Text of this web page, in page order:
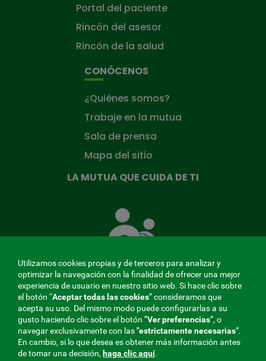
Portal del paciente
Rincón del asesor
Rincón de la salud
CONÓCENOS
¿Quiénes somos?
Trabaje en la mutua
Sala de prensa
Mapa del sitio
LA MUTUA QUE CUIDA DE TI
Mutua
que
ti
MENÚ
REDES
Utilizamos cookies propias y de terceros para analizar y
optimizar la navegación con la finalidad de ofrecer una mejor
experiencia de usuario en nuestro sitio web. Si hace clic sobre
el botón “Aceptar todas las cookies” consideramos que
acepta su uso. Del mismo modo puede configurarlas a su
gusto haciendo clic sobre el botón ”Ver preferencias”, o
navegar exclusivamente con las"estrictamentenecesarias”.
En cambio, si lo que desea es obtener más información antes
de tomar una decisión, haga clic aquí.